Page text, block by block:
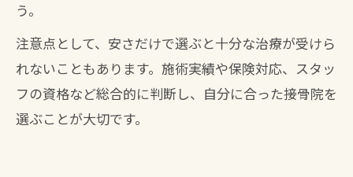
う。
注意点として、安さだけで選ぶと十分な治療が受けら
れないこともあります。施術実績や保険対応、スタッ
フの資格など総合的に判断し、自分に合った接骨院を
選ぶことが大切です。